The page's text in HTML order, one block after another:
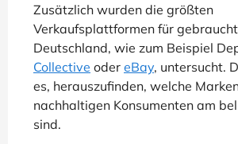
Zusätzlich wurden die größten
Verkaufsplattformen für
Deutschland, wie zum Beispiel
Collective oder eBay, untersucht.
es, herauszufinden, welche
nachhaltigen Konsumenten am
sind.